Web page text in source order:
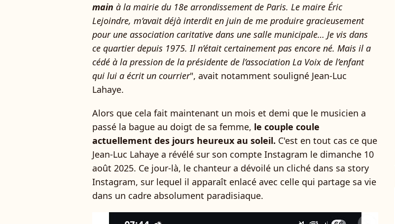
main à la mairie du 18e arrondissement de Paris. Le maire Éric
Lejoindre, m’avait déjà interdit en juin de me produire gracieusement
pour une association caritative dans une salle municipale… Je vis dans
ce quartier depuis 1975. Il n’était certainement pas encore né. Mais il a
cédé à la pression de la présidente de l’association La Voix de l’enfant
qui lui a écrit un courrier", avait notamment souligné Jean-Luc
Lahaye.
Alors que cela fait maintenant un mois et demi que le musicien a
passé la bague au doigt de sa femme, le couple coule
actuellement des jours heureux au soleil. C'est en tout cas ce que
Jean-Luc Lahaye a révélé sur son compte Instagram le dimanche 10
août 2025. Ce jour-là, le chanteur a dévoilé un cliché dans sa story
Instagram, sur lequel il apparaît enlacé avec celle qui partage sa vie
dans un cadre absolument paradisiaque.